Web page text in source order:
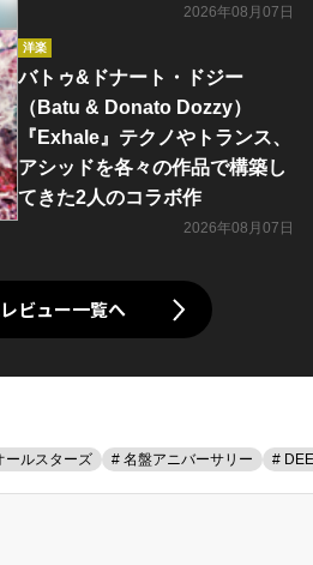
2026年08月07日
洋楽
バトゥ&ドナート・ドジー
（Batu & Donato Dozzy）
『Exhale』テクノやトランス、
アシッドを各々の作品で構築し
てきた2人のコラボ作
2026年08月07日
ビュー一覧へ
ールスターズ # 名盤アニバーサリー #